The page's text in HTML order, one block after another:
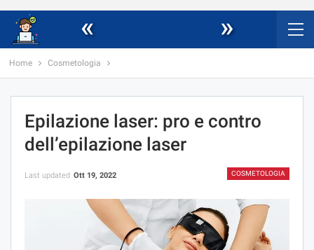
« »
Home Cosmetologia
Epilazione laser: pro e contro
dell’epilazione laser
COSMETOLOGIA
Last updated Ott 19, 2022